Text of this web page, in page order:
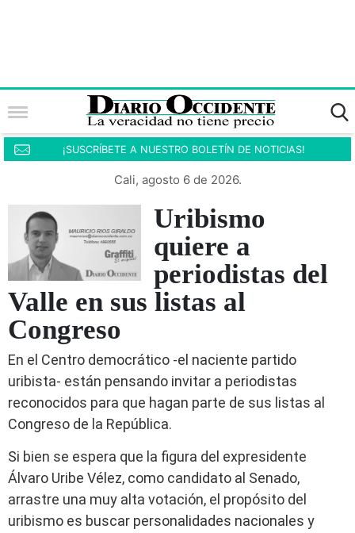
¡SUSCRÍBETE A NUESTRO BOLETÍN DE NOTICIAS!
Cali, agosto 6 de 2026.
Uribismo
quiere a
periodistas del
Valle en sus listas al
Congreso
En el Centro democrático -el naciente partido
uribista- están pensando invitar a periodistas
reconocidos para que hagan parte de sus listas al
Congreso de la República.
Si bien se espera que la figura del expresidente
Álvaro Uribe Vélez, como candidato al Senado,
arrastre una muy alta votación, el propósito del
uribismo es buscar personalidades nacionales y